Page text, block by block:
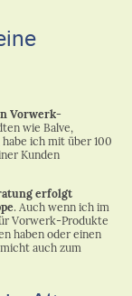
Vorwerk-
wie Balve,
ich mit über 100
Kunden
erfolgt
. Auch wenn ich im
Vorwerk-Produkte
haben oder einen
auch zum